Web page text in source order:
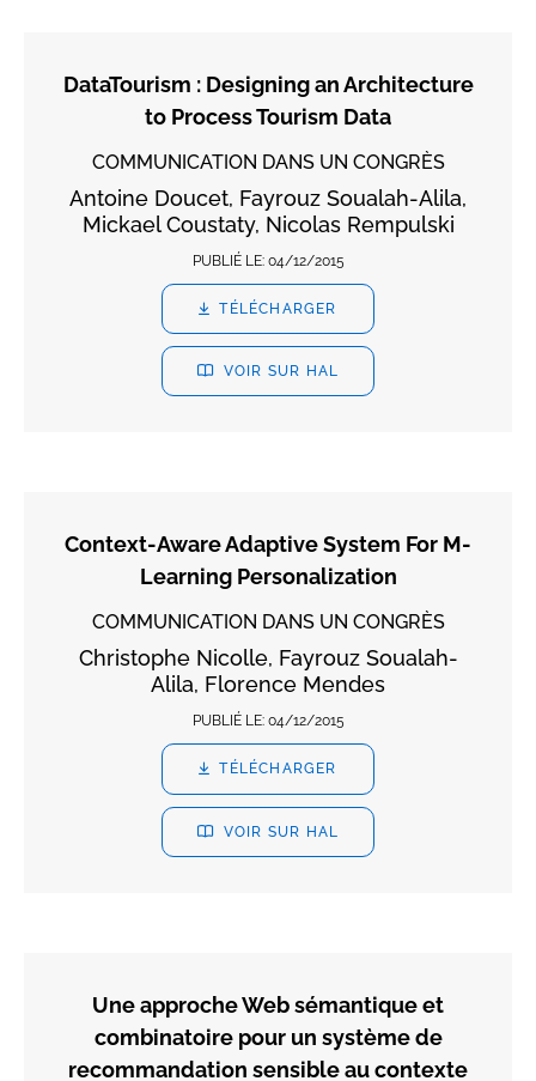
DataTourism : Designing an Architecture
to Process Tourism Data
COMMUNICATION DANS UN CONGRÈS
Antoine Doucet, Fayrouz Soualah-Alila,
Mickael Coustaty, Nicolas Rempulski
PUBLIÉ LE: 04/12/2015
TÉLÉCHARGER
VOIR SUR HAL
Context-Aware Adaptive System For M-
Learning Personalization
COMMUNICATION DANS UN CONGRÈS
Christophe Nicolle, Fayrouz Soualah-
Alila, Florence Mendes
PUBLIÉ LE: 04/12/2015
TÉLÉCHARGER
VOIR SUR HAL
Une approche Web sémantique et
combinatoire pour un système de
recommandation sensible au contexte